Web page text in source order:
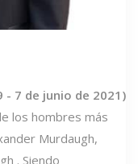
- 7 de junio de 2021)
los hombres más
Murdaugh,
. Siendo